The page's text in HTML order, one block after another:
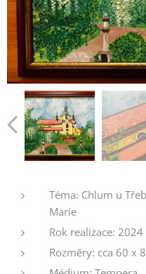
Téma: Chlum u
Marie
Rok realizace: 2024
Rozměry: cca 60 x